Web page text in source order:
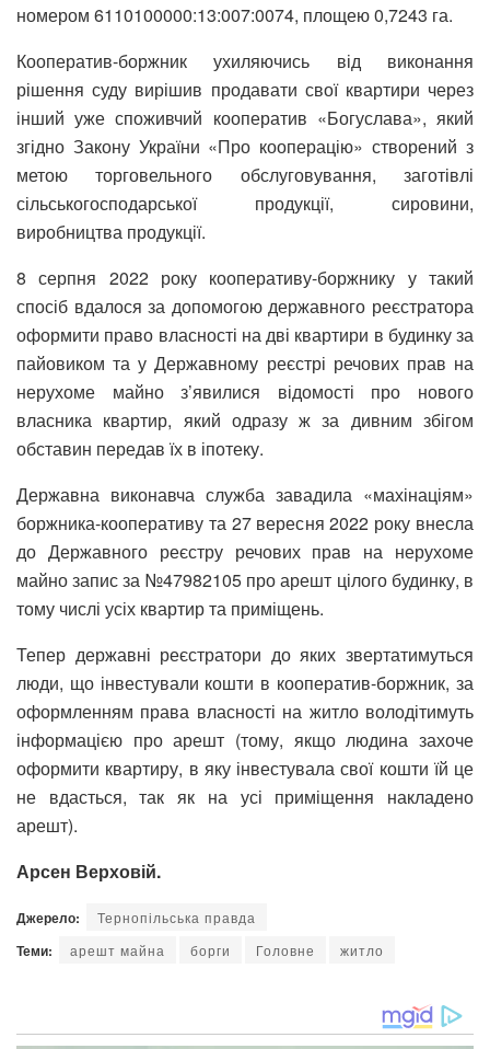
номером 6110100000:13:007:0074, площею 0,7243 га.
Кооператив-боржник ухиляючись від виконання
рішення суду вирішив продавати свої квартири через
інший уже споживчий кооператив «Богуслава», який
згідно Закону України «Про кооперацію» створений з
метою торговельного обслуговування, заготівлі
сільськогосподарської продукції, сировини,
виробництва продукції.
8 серпня 2022 року кооперативу-боржнику у такий
спосіб вдалося за допомогою державного реєстратора
оформити право власності на дві квартири в будинку за
пайовиком та у Державному реєстрі речових прав на
нерухоме майно з’явилися відомості про нового
власника квартир, який одразу ж за дивним збігом
обставин передав їх в іпотеку.
Державна виконавча служба завадила «махінаціям»
боржника-кооперативу та 27 вересня 2022 року внесла
до Державного реєстру речових прав на нерухоме
майно запис за №47982105 про арешт цілого будинку, в
тому числі усіх квартир та приміщень.
Тепер державні реєстратори до яких звертатимуться
люди, що інвестували кошти в кооператив-боржник, за
оформленням права власності на житло володітимуть
інформацією про арешт (тому, якщо людина захоче
оформити квартиру, в яку інвестувала свої кошти їй це
не вдасться, так як на усі приміщення накладено
арешт).
Арсен Верховій.
Джерело: Тернопільська правда
Теми: арешт майна борги Головне житло